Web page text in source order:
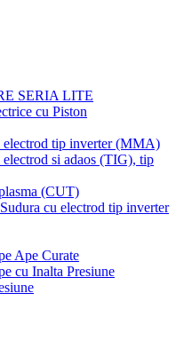
SERIA LITE
cu Piston
electrod tip inverter (MMA)
electrod si adaos (TIG), tip
(CUT)
cu electrod tip inverter
Ape Curate
cu Inalta Presiune